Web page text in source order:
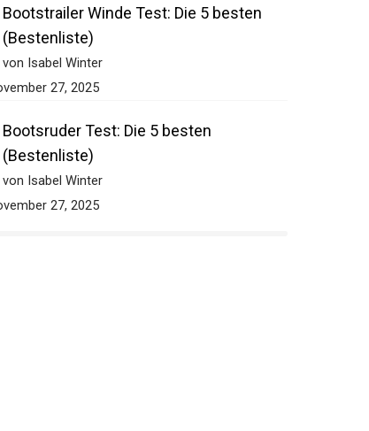
Bootstrailer Winde Test: Die 5 besten
(Bestenliste)
von Isabel Winter
27, 2025
Bootsruder Test: Die 5 besten
(Bestenliste)
von Isabel Winter
27, 2025